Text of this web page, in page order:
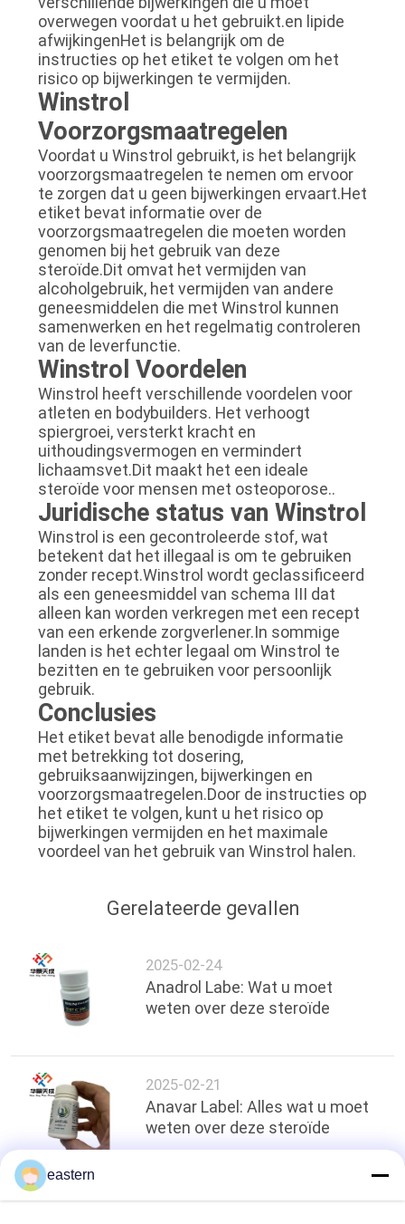
overwegen voordat u het gebruikt.en lipide
afwijkingenHet is belangrijk om de
instructies op het etiket te volgen om het
risico op bijwerkingen te vermijden.
Winstrol
Voorzorgsmaatregelen
Voordat u Winstrol gebruikt, is het belangrijk
voorzorgsmaatregelen te nemen om ervoor
te zorgen dat u geen bijwerkingen ervaart.Het
etiket bevat informatie over de
voorzorgsmaatregelen die moeten worden
genomen bij het gebruik van deze
steroïde.Dit omvat het vermijden van
alcoholgebruik, het vermijden van andere
geneesmiddelen die met Winstrol kunnen
samenwerken en het regelmatig controleren
van de leverfunctie.
Winstrol Voordelen
Winstrol heeft verschillende voordelen voor
atleten en bodybuilders. Het verhoogt
spiergroei, versterkt kracht en
uithoudingsvermogen en vermindert
lichaamsvet.Dit maakt het een ideale
steroïde voor mensen met osteoporose..
Juridische status van Winstrol
Winstrol is een gecontroleerde stof, wat
betekent dat het illegaal is om te gebruiken
zonder recept.Winstrol wordt geclassificeerd
als een geneesmiddel van schema III dat
alleen kan worden verkregen met een recept
van een erkende zorgverlener.In sommige
landen is het echter legaal om Winstrol te
bezitten en te gebruiken voor persoonlijk
gebruik.
Conclusies
Het etiket bevat alle benodigde informatie
met betrekking tot dosering,
gebruiksaanwijzingen, bijwerkingen en
voorzorgsmaatregelen.Door de instructies op
het etiket te volgen, kunt u het risico op
bijwerkingen vermijden en het maximale
voordeel van het gebruik van Winstrol halen.
Gerelateerde gevallen
2025-02-24
Anadrol Labe: Wat u moet
weten over deze steroïde
2025-02-21
Anavar Label: Alles wat u moet
weten over deze steroïde
eastern